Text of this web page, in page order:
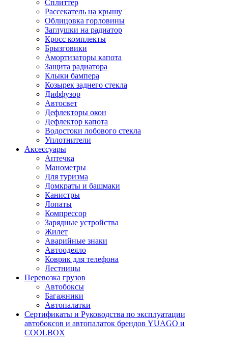
Сплиттер
Рассекатель на крышу
Облицовка горловины
Заглушки на радиатор
Кросс комплекты
Брызговики
Амортизаторы капота
Защита радиатора
Клыки бампера
Козырек заднего стекла
Диффузор
Автосвет
Дефлекторы окон
Дефлектор капота
Водостоки лобового стекла
Уплотнители
Аксессуары
Аптечка
Манометры
Для туризма
Домкраты и башмаки
Канистры
Лопаты
Компрессор
Зарядные устройства
Жилет
Аварийные знаки
Автоодеяло
Коврик для телефона
Лестницы
Перевозка грузов
Автобоксы
Багажники
Автопалатки
Сертификаты и Руководства по эксплуатации
автобоксов и автопалаток брендов YUAGO и
COOLBOX